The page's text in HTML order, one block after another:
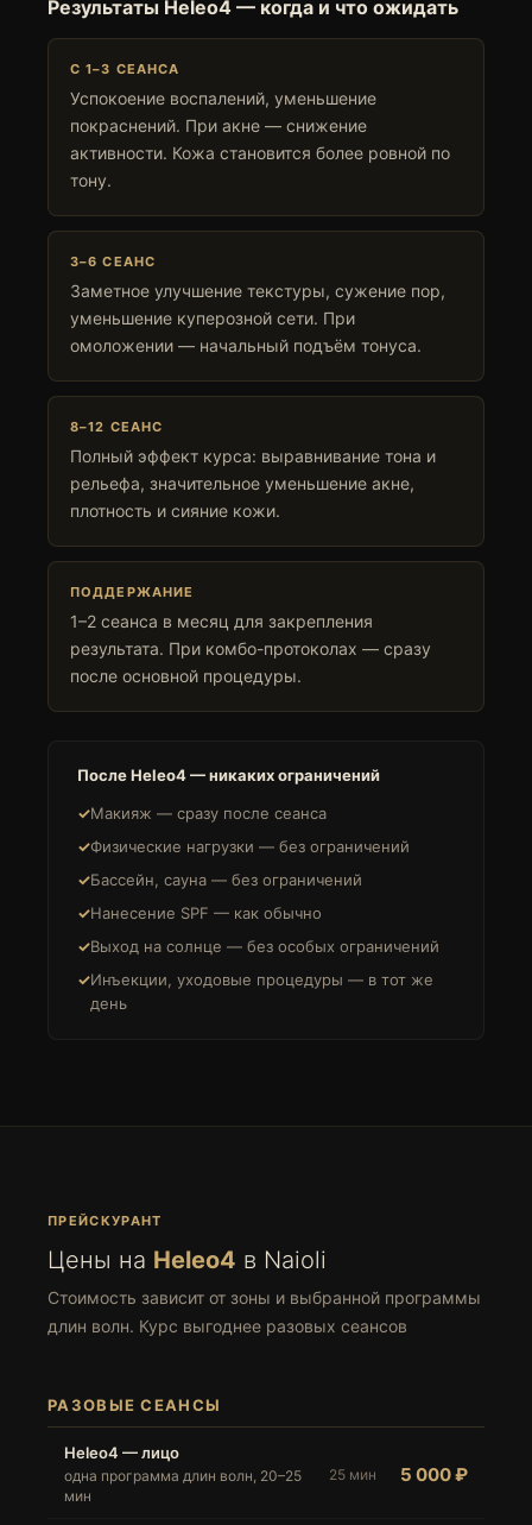
Результаты Heleo4 — когда и что ожидать
С 1–3 СЕАНСА
Успокоение воспалений, уменьшение
покраснений. При акне — снижение
активности. Кожа становится более ровной по
тону.
3–6 СЕАНС
Заметное улучшение текстуры, сужение пор,
уменьшение куперозной сети. При
омоложении — начальный подъём тонуса.
8–12 СЕАНС
Полный эффект курса: выравнивание тона и
рельефа, значительное уменьшение акне,
плотность и сияние кожи.
ПОДДЕРЖАНИЕ
1–2 сеанса в месяц для закрепления
результата. При комбо-протоколах — сразу
после основной процедуры.
После Heleo4 — никаких ограничений
Макияж — сразу после сеанса
Физические нагрузки — без ограничений
Бассейн, сауна — без ограничений
Нанесение SPF — как обычно
Выход на солнце — без особых ограничений
Инъекции, уходовые процедуры — в тот же
день
ПРЕЙСКУРАНТ
Цены на Heleo4 в Naioli
Стоимость зависит от зоны и выбранной программы
длин волн. Курс выгоднее разовых сеансов
РАЗОВЫЕ СЕАНСЫ
Heleo4 — лицо
одна программа длин волн, 20–25
мин
25 мин 5 000 ₽